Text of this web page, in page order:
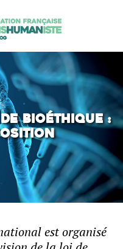
?
bioéthique :
est organisé